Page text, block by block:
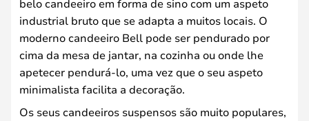
belo candeeiro em forma de sino com um aspeto
industrial bruto que se adapta a muitos locais. O
moderno candeeiro Bell pode ser pendurado por
cima da mesa de jantar, na cozinha ou onde lhe
apetecer pendurá-lo, uma vez que o seu aspeto
minimalista facilita a decoração.
Os seus candeeiros suspensos são muito populares,